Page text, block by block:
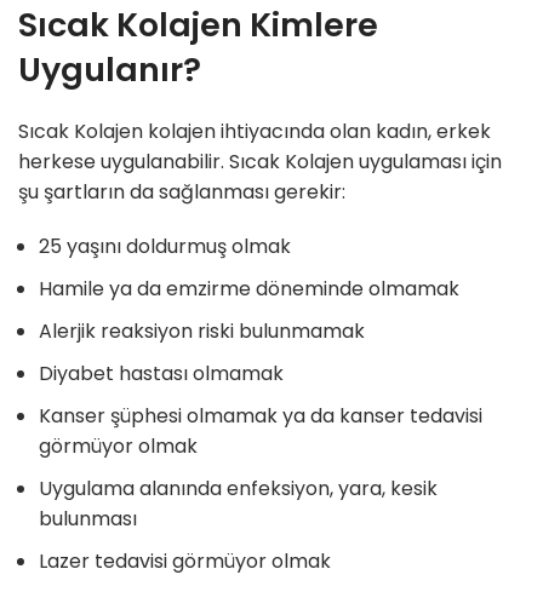
Sıcak Kolajen Kimlere
Uygulanır?
Sıcak Kolajen kolajen ihtiyacında olan kadın, erkek
herkese uygulanabilir. Sıcak Kolajen uygulaması için
şu şartların da sağlanması gerekir:
25 yaşını doldurmuş olmak
Hamile ya da emzirme döneminde olmamak
Alerjik reaksiyon riski bulunmamak
Diyabet hastası olmamak
Kanser şüphesi olmamak ya da kanser tedavisi
görmüyor olmak
Uygulama alanında enfeksiyon, yara, kesik
bulunması
Lazer tedavisi görmüyor olmak